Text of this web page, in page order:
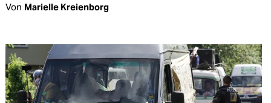
Von Marielle Kreienborg